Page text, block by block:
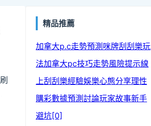
精品推薦
加拿大p.c走勢預測 咪牌刮刮樂玩
法加拿大pc技巧走勢風險提示線
上刮刮樂經驗娛樂心態分享理性
購彩數據預測討論玩家故事新手
避坑[0]